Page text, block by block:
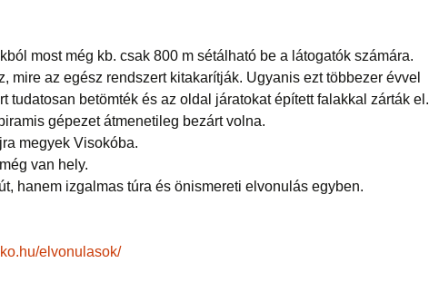
most még kb. csak 800 m sétálható be a látogatók számára.
mire az egész rendszert kitakarítják. Ugyanis ezt többezer évvel
tudatosan betömték és az oldal járatokat épített falakkal zárták el.
gépezet átmenetileg bezárt volna.
megyek Visokóba.
van hely.
hanem izgalmas túra és önismereti elvonulás egyben.
elvonulasok/